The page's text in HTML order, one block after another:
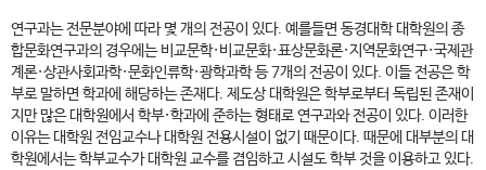
연구과는 전문분야에 따라 몇 개의 전공이 있다. 예를들면 동경대학 대학원의 종
합문화연구과의 경우에는 비교문학·비교문화·표상문화론·지역문화연구·국제관
계론·상관사회과학·문화인류학·광학과학 등 7개의 전공이 있다. 이들 전공은 학
부로 말하면 학과에 해당하는 존재다. 제도상 대학원은 학부로부터 독립된 존재이
지만 많은 대학원에서 학부·학과에 준하는 형태로 연구과와 전공이 있다. 이러한
이유는 대학원 전임교수나 대학원 전용시설이 없기 때문이다. 때문에 대부분의 대
학원에서는 학부교수가 대학원 교수를 겸임하고 시설도 학부 것을 이용하고 있다.